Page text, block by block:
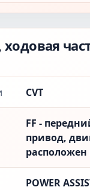
CVT
FF -
привод,
расположен
POWER